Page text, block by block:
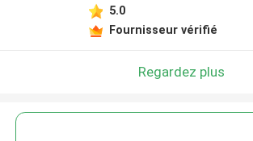
Laisser un message
5.0
Fournisseur vérifié
Regardez plus